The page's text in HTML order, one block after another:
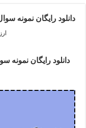
دانلود رایگان نمونه
دانلود رایگان